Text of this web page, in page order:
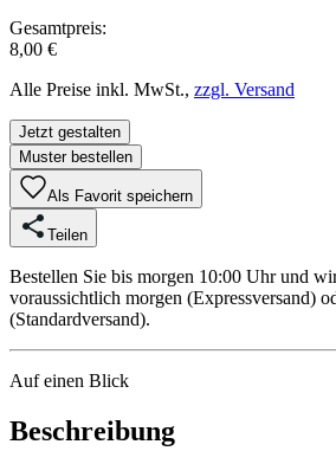
Gesamtpreis:
8,00 €
Alle Preise inkl. MwSt., zzgl. Versand
Jetzt gestalten
Muster bestellen
Als Favorit speichern
Teilen
Bestellen Sie bis morgen 10:00 Uhr und
voraussichtlich morgen (Expressversand)
(Standardversand).
Auf einen Blick
Beschreibung